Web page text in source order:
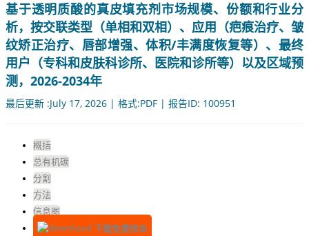
基于透明质酸的真皮填充剂市场规模、份额和行业分
析，按交联类型（单相和双相）、应用（疤痕治疗、皱
纹矫正治疗、唇部增强、体积/丰满度恢复等）、最终
用户（专科和皮肤科诊所、医院和诊所等）以及区域预
测，2026-2034年
最后更新 :July 17, 2026 | 格式:PDF | 报告ID: 100951
概括
总有机碳
分割
方法
信息图
下载免费样本